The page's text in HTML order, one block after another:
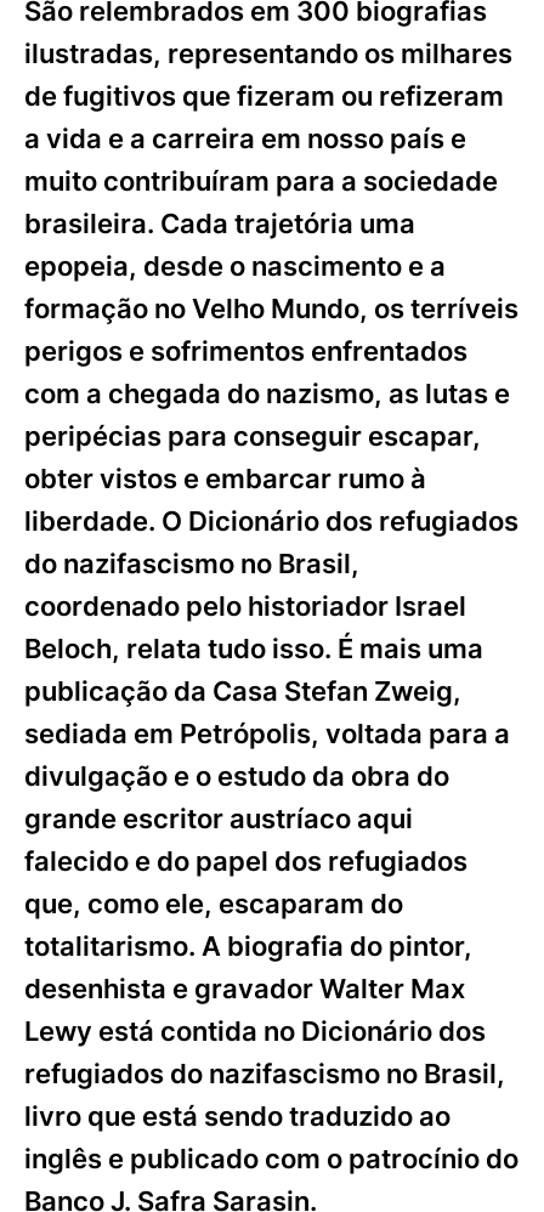
São relembrados em 300 biografias
ilustradas, representando os milhares
de fugitivos que fizeram ou refizeram
a vida e a carreira em nosso país e
muito contribuíram para a sociedade
brasileira. Cada trajetória uma
epopeia, desde o nascimento e a
formação no Velho Mundo, os terríveis
perigos e sofrimentos enfrentados
com a chegada do nazismo, as lutas e
peripécias para conseguir escapar,
obter vistos e embarcar rumo à
liberdade. O Dicionário dos refugiados
do nazifascismo no Brasil,
coordenado pelo historiador Israel
Beloch, relata tudo isso. É mais uma
publicação da Casa Stefan Zweig,
sediada em Petrópolis, voltada para a
divulgação e o estudo da obra do
grande escritor austríaco aqui
falecido e do papel dos refugiados
que, como ele, escaparam do
totalitarismo. A biografia do pintor,
desenhista e gravador Walter Max
Lewy está contida no Dicionário dos
refugiados do nazifascismo no Brasil,
livro que está sendo traduzido ao
inglês e publicado com o patrocínio do
Banco J. Safra Sarasin.